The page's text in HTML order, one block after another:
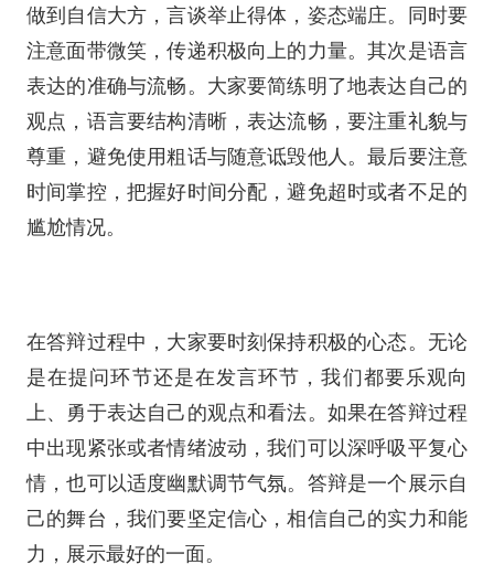
做到自信大方，言谈举止得体，姿态端庄。同时要
注意面带微笑，传递积极向上的力量。其次是语言
表达的准确与流畅。大家要简练明了地表达自己的
观点，语言要结构清晰，表达流畅，要注重礼貌与
尊重，避免使用粗话与随意诋毁他人。最后要注意
时间掌控，把握好时间分配，避免超时或者不足的
尴尬情况。
在答辩过程中，大家要时刻保持积极的心态。无论
是在提问环节还是在发言环节，我们都要乐观向
上、勇于表达自己的观点和看法。如果在答辩过程
中出现紧张或者情绪波动，我们可以深呼吸平复心
情，也可以适度幽默调节气氛。答辩是一个展示自
己的舞台，我们要坚定信心，相信自己的实力和能
力，展示最好的一面。